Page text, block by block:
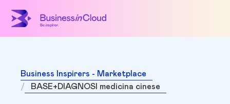
Business Inspirers - Marketplace
BASE+DIAGNOSI medicina cinese